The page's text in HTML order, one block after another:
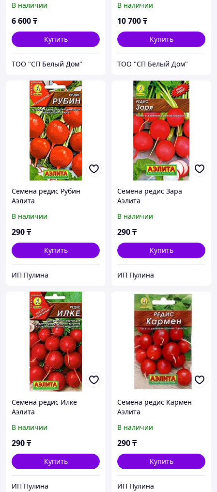
САД 15кг.
В наличии
6 600₸
Купить
ТОО "СП Белый Дом"
САД 25кг.
В наличии
10 700₸
Купить
ТОО "СП Белый Дом"
Семена редис Рубин
Аэлита
В наличии
290₸
Купить
ИП Пулина
Семена редис Зара
Аэлита
В наличии
290₸
Купить
ИП Пулина
Семена редис Илке
Аэлита
В наличии
290₸
Купить
ИП Пулина
Семена редис Кармен
Аэлита
В наличии
290₸
Купить
ИП Пулина